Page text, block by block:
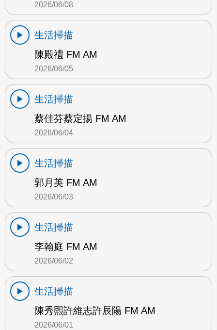
2026/06/08
生活掃描
陳殿禮 FM AM
2026/06/05
生活掃描
蔡佳芬蔡定揚 FM AM
2026/06/04
生活掃描
郭月英 FM AM
2026/06/03
生活掃描
李翰庭 FM AM
2026/06/02
生活掃描
陳秀熙許維志許辰陽 FM AM
2026/06/01